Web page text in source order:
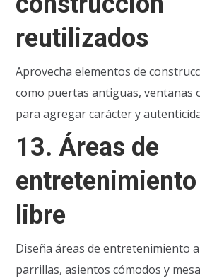
reutilizados
Aprovecha elementos de
como puertas antiguas, ventanas
para agregar carácter y
13.Áreas de
libre
Diseña áreas de entretenimiento
parrillas, asientos cómodos y